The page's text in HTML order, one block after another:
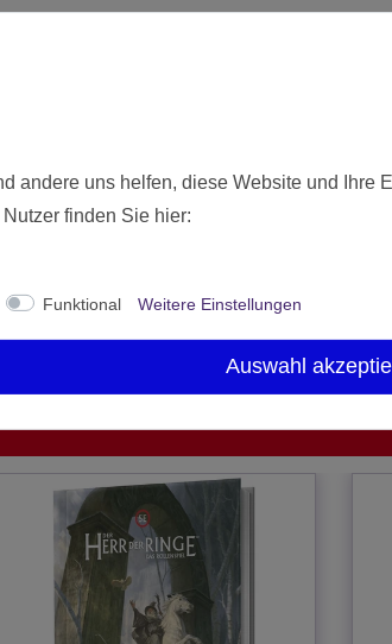
uns helfen, diese Website und Ihre
finden Sie hier:
Funktional Weitere Einstellungen
Auswahl